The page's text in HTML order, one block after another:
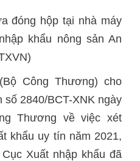
đóng hộp tại nhà máy
khẩu nông sản An
Công Thương) cho
số 2840/BCT-XNK ngày
Thương về việc xét
khẩu uy tín năm 2021,
Xuất nhập khẩu đã